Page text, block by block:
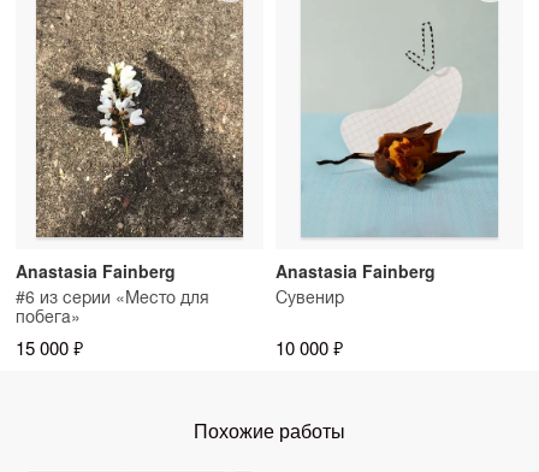
Anastasia Fainberg
#6 из серии «Место для
побега»
15 000 ₽
Anastasia Fainberg
Сувенир
10 000 ₽
Похожие работы